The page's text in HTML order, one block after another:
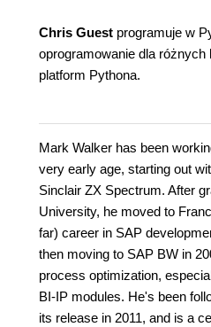
Chris Guest programuje w
oprogramowanie dla
platform Pythona.
Mark Walker has been
very early age, starting out
Sinclair ZX Spectrum. After
University, he moved to
far) career in SAP
then moving to SAP BW in
process optimization,
BI-IP modules. He's been
its release in 2011, and is a